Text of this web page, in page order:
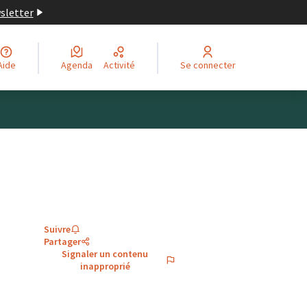
Aide Agenda Activité Se connecter
Suivre
Partager
Signaler un contenu
inapproprié